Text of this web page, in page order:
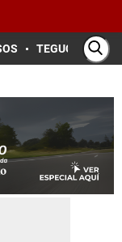
TEGUCIGALPA